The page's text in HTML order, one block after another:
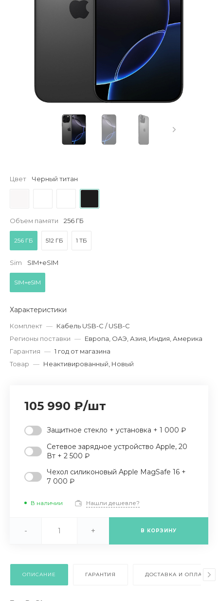
Цвет Черный титан
Объем памяти 256 ГБ
256 ГБ 512 ГБ 1 ТБ
Sim SIM+eSIM
SIM+eSIM
Характеристики
Комплект — Кабель USB-C / USB-C
Регионы поставки — Европа, ОАЭ, Азия, Индия, Америка
Гарантия — 1 год от магазина
Товар — Неактивированный, Новый
105 990 ₽/шт
Защитное стекло + установка + 1 000 ₽
Сетевое зарядное устройство Apple, 20
Вт + 2 500 ₽
Чехол силиконовый Apple MagSafe 16 +
7 000 ₽
В наличии Нашли дешевле?
- + В КОРЗИНУ
ОПИСАНИЕ ГАРАНТИЯ ДОСТАВКА И ОПЛАТА